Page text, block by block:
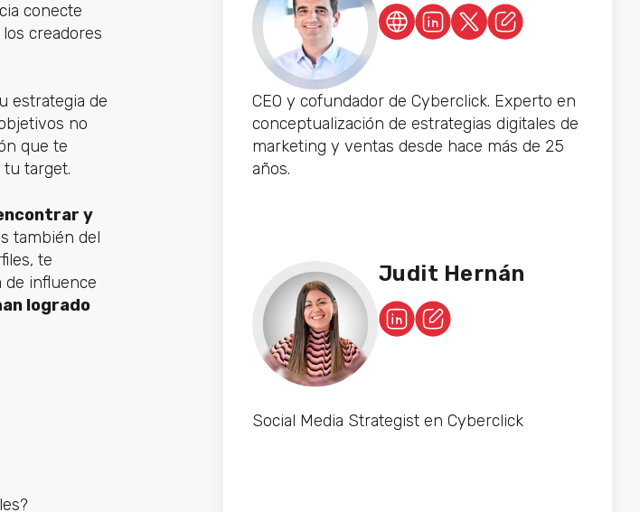
conecte
creadores
estrategia de
no
que te
target.
y
también del
te
de influence
logrado
CEO y cofundador de Cyberclick. Experto en
conceptualización de estrategias digitales de
marketing y ventas desde hace más de 25
años.
Judit Hernán
Social Media Strategist en Cyberclick